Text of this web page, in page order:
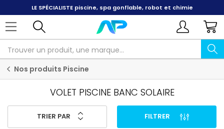
LE SPÉCIALISTEpiscine, spa gonflable, robot et chimie
Nos produits Piscine
VOLET PISCINE BANC SOLAIRE
TRIER PAR FILTRER